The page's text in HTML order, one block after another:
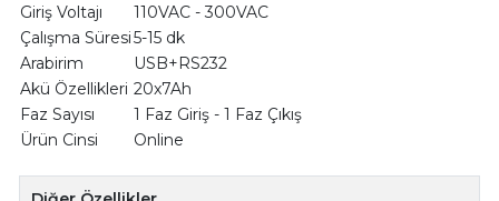
Giriş Voltajı
110VAC - 300VAC
Çalışma Süresi5-15 dk
Arabirim
USB+RS232
Akü Özellikleri 20x7Ah
Faz Sayısı
1 Faz Giriş - 1 Faz Çıkış
Ürün Cinsi
Online